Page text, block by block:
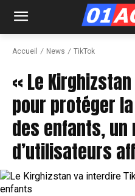
Accueil News TikTok
« Le
pour protéger
des enfants, un
d’utilisateurs